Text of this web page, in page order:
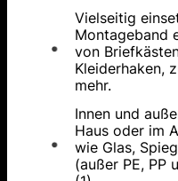
Vielseitig
Montageband
von
Kleiderhaken,
mehr.
Innen und
Haus oder im
wie Glas,
(außer PE, PP